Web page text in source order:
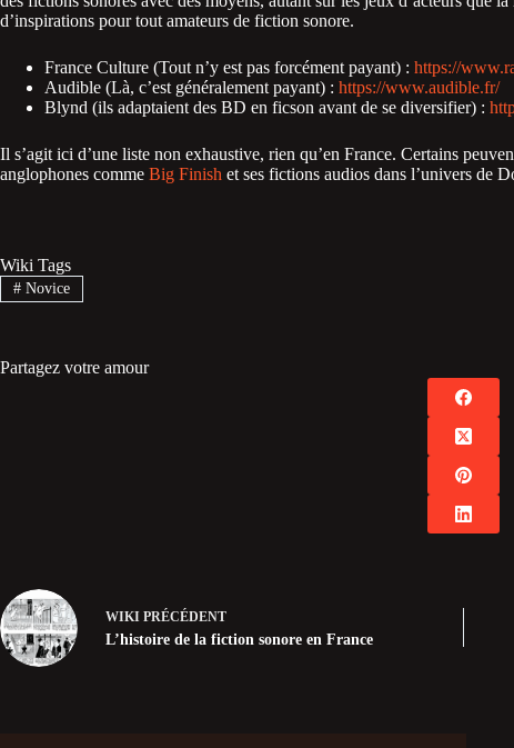
d’inspirations pour tout amateurs de fiction sonore.
France Culture (Tout n’y est pas forcément payant) : https://
Audible (Là, c’est généralement payant) : https://www.audible.fr/
Blynd (ils adaptaient des BD en ficson avant de se diversifier) :
Il s’agit ici d’une liste non exhaustive, rien qu’en France. Certains
anglophones comme Big Finish et ses fictions audios dans l’univers de
Wiki Tags
#Novice
Partagez votre amour
WIKI PRÉCÉDENT
L’histoire de la fiction sonore en France